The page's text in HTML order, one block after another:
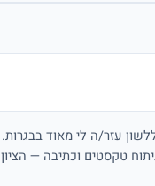
עזר/ה לי מאוד בבגרות.
טקסטים וכתיבה — הציון